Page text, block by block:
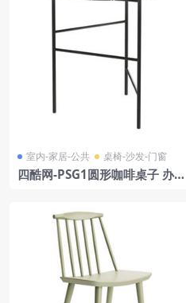
室内-家居-公共 桌椅-沙发-门窗
四酷网-PSG1圆形咖啡桌子 办公